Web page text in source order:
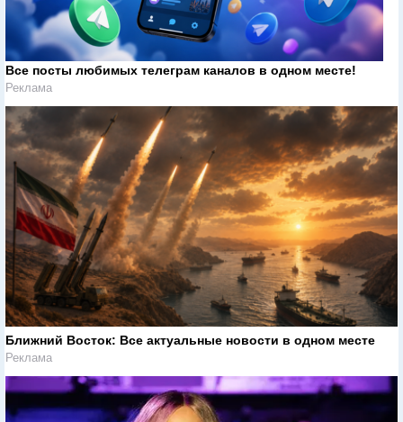
Все посты любимых телеграм каналов в одном месте!
Реклама
Ближний Восток: Все актуальные новости в одном месте
Реклама